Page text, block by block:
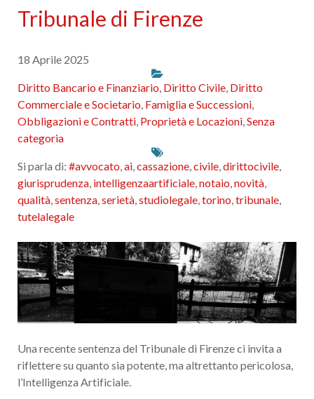
Tribunale di Firenze
18 Aprile 2025
Diritto Bancario e Finanziario, Diritto Civile, Diritto
Commerciale e Societario, Famiglia e Successioni,
Obbligazioni e Contratti, Proprietà e Locazioni,Senza
categoria
Si parla di: #avvocato,ai,cassazione,civile,dirittocivile,
giurisprudenza, intelligenzaartificiale,notaio,novità,
qualità,sentenza,serietà,studiolegale,torino,tribunale,
tutelalegale
Una recente sentenza del Tribunale di Firenze ci invita a
riflettere su quanto sia potente, ma altrettanto pericolosa,
l’Intelligenza Artificiale.